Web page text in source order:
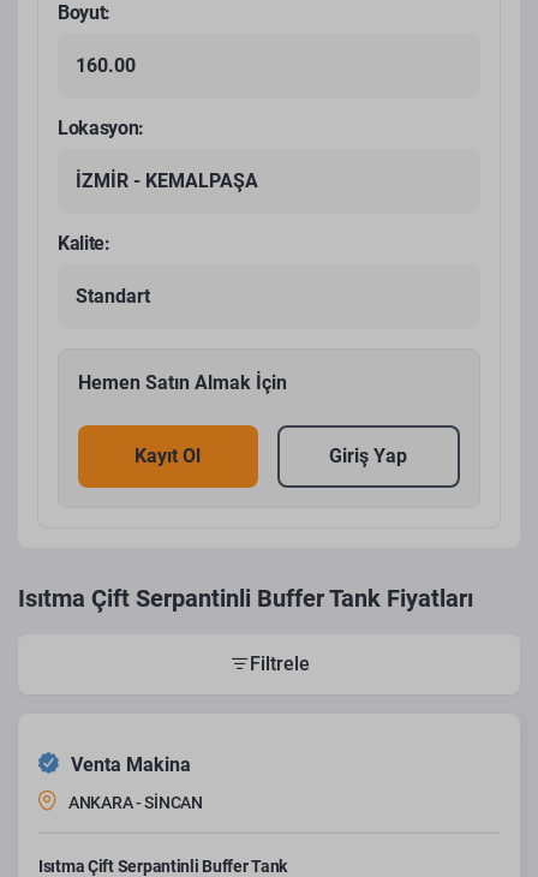
Boyut:
160.00
Lokasyon:
İZMİR - KEMALPAŞA
Kalite:
Standart
Hemen Satın Almak İçin
Kayıt Ol Giriş Yap
Isıtma Çift Serpantinli Buffer Tank Fiyatları
Filtrele
Venta Makina
ANKARA - SİNCAN
Isıtma Çift Serpantinli Buffer Tank